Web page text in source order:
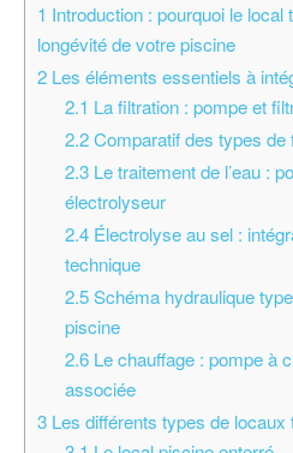
1 Introduction : pourquoi le local
longévité de votre piscine
2 Les éléments essentiels à
2.1 La filtration : pompe et
2.2Comparatif des types de
2.3Le traitement de l’eau :
électrolyseur
2.4Électrolyse au sel :
technique
2.5Schéma hydraulique
piscine
2.6Le chauffage : pompe à
associée
3 Les différents types de locaux